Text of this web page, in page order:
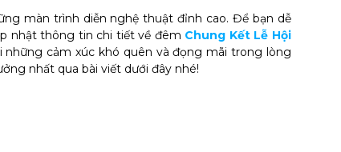
màn trình diễn nghệ thuật đỉnh cao. Để bạn dễ
nhật thông tin chi tiết về đêm Chung Kết Lễ Hội
những cảm xúc khó quên và đọng mãi trong lòng
nhất qua bài viết dưới đây nhé!